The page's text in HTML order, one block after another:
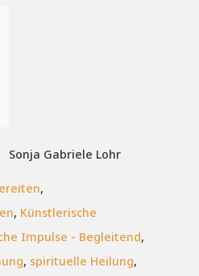
Sonja Gabriele Lohr
,
, Künstlerische
Impulse - Begleitend,
, spirituelle Heilung,